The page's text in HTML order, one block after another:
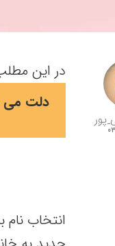
پور
در این
دلت می
انتخاب